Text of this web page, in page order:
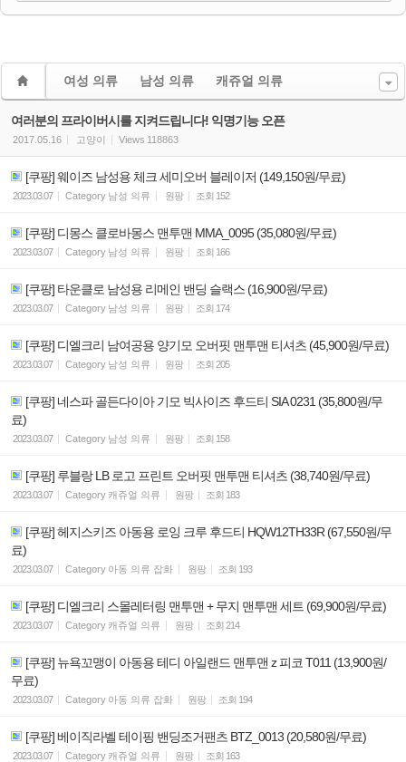
여성 의류 남성 의류 캐쥬얼 의류
여러분의 프라이버시를 지켜드립니다! 익명기능 오픈
2017.05.16 고양이 Views 118863
[쿠팡] 웨이즈 남성용 체크 세미오버 블레이저 (149,150원/무료)
2023.03.07 Category 남성 의류 원팡 조회 152
[쿠팡] 디몽스 클로바몽스 맨투맨 MMA_0095 (35,080원/무료)
2023.03.07 Category 남성 의류 원팡 조회 166
[쿠팡] 타운클로 남성용 리메인 밴딩 슬랙스 (16,900원/무료)
2023.03.07 Category 남성 의류 원팡 조회 174
[쿠팡] 디엘크리 남여공용 양기모 오버핏 맨투맨 티셔츠 (45,900원/무료)
2023.03.07 Category 남성 의류 원팡 조회 205
[쿠팡] 네스파 골든다이아 기모 빅사이즈 후드티 SIA 0231 (35,800원/무
료)
2023.03.07 Category 남성 의류 원팡 조회 158
[쿠팡] 루블랑 LB 로고 프린트 오버핏 맨투맨 티셔츠 (38,740원/무료)
2023.03.07 Category 캐쥬얼 의류 원팡 조회 183
[쿠팡] 헤지스키즈 아동용 로잉 크루 후드티 HQW12TH33R (67,550원/무
료)
2023.03.07 Category 아동 의류 잡화 원팡 조회 193
[쿠팡] 디엘크리 스몰레터링 맨투맨 + 무지 맨투맨 세트 (69,900원/무료)
2023.03.07 Category 캐쥬얼 의류 원팡 조회 214
[쿠팡] 뉴욕꼬맹이 아동용 테디 아일랜드 맨투맨 z 피코 T011 (13,900원/
무료)
2023.03.07 Category 아동 의류 잡화 원팡 조회 194
[쿠팡] 베이직라벨 테이핑 밴딩조거팬츠 BTZ_0013 (20,580원/무료)
2023.03.07 Category 캐쥬얼 의류 원팡 조회 163